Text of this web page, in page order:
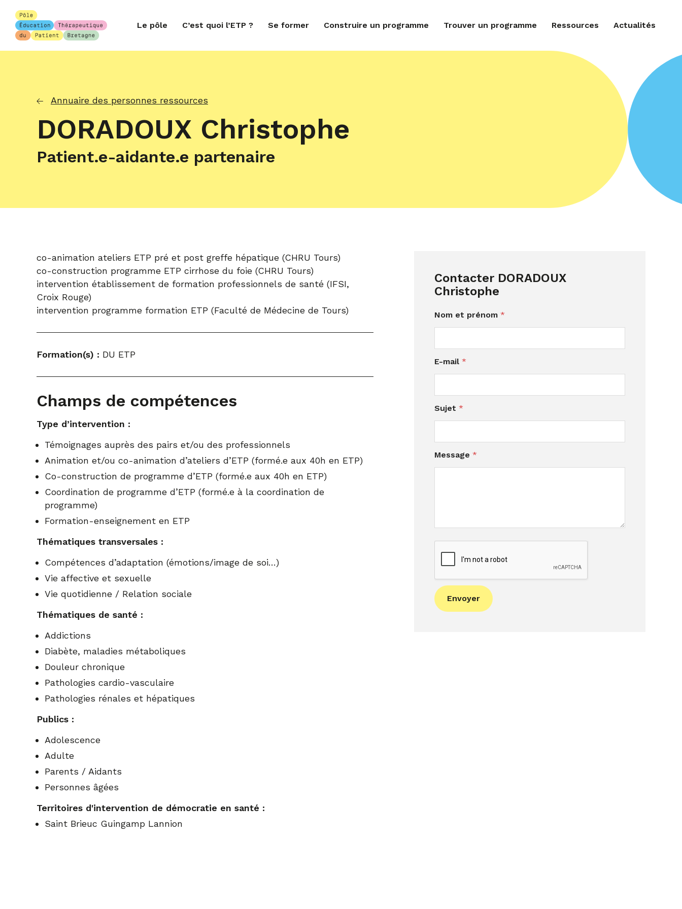
Le pôle C’est quoi l’ETP ? Se former Construire un programme Trouver un programme Ressources Actualités
Annuaire des personnes ressources
DORADOUX Christophe
Patient.e-aidante.e partenaire
co-animation ateliers ETP pré et post greffe hépatique (CHRU Tours)
co-construction programme ETP cirrhose du foie (CHRU Tours)
intervention établissement de formation professionnels de santé (IFSI,
Croix Rouge)
intervention programme formation ETP (Faculté de Médecine de Tours)
Formation(s) : DU ETP
Champs de compétences
Type d’intervention :
Témoignages auprès des pairs et/ou des professionnels
Animation et/ou co-animation d’ateliers d’ETP (formé.e aux 40h en ETP)
Co-construction de programme d’ETP (formé.e aux 40h en ETP)
Coordination de programme d’ETP (formé.e à la coordination de
programme)
Formation-enseignement en ETP
Thématiques transversales :
Compétences d’adaptation (émotions/image de soi…)
Vie affective et sexuelle
Vie quotidienne / Relation sociale
Thématiques de santé :
Addictions
Diabète, maladies métaboliques
Douleur chronique
Pathologies cardio-vasculaire
Pathologies rénales et hépatiques
Publics :
Adolescence
Adulte
Parents / Aidants
Personnes âgées
Territoires d'intervention de démocratie en santé :
Saint Brieuc Guingamp Lannion
Contacter DORADOUX
Christophe
Nom et prénom *
E-mail *
*
t
l
Sujet *
Message *
Envoyer